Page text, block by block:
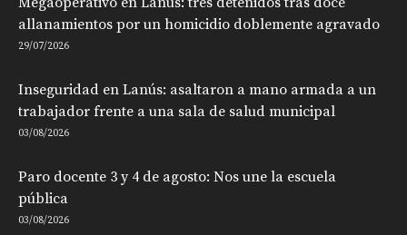
allanamientos por un homicidio doblemente agravado
29/07/2026
Inseguridad en Lanús: asaltaron a mano armada a un
trabajador frente a una sala de salud municipal
03/08/2026
Paro docente 3 y 4 de agosto: Nos une la escuela
pública
03/08/2026